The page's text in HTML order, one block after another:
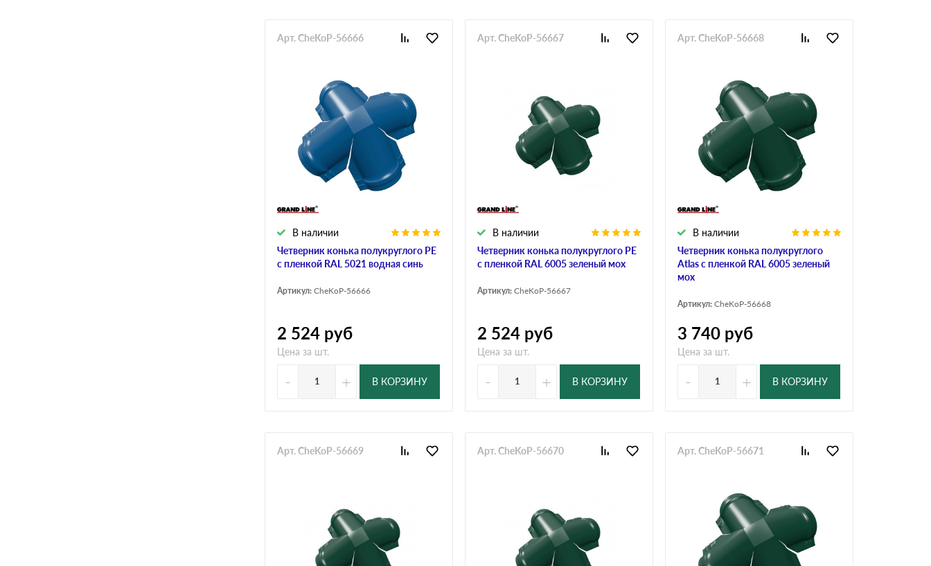
Четверник конька полукруглого РЕ
с пленкой RAL 5021 водная синь
В наличии
Арт. CheKoP-56666
Артикул: CheKoP-56666
2 524 руб
Цена за шт.
- + В КОРЗИНУ
Четверник конька полукруглого РЕ
с пленкой RAL 6005 зеленый мох
В наличии
Арт. CheKoP-56667
Артикул: CheKoP-56667
2 524 руб
Цена за шт.
- + В КОРЗИНУ
Четверник конька полукруглого
Atlas с пленкой RAL 6005 зеленый
мох
В наличии
Арт. CheKoP-56668
Артикул: CheKoP-56668
3 740 руб
Цена за шт.
- + В КОРЗИНУ
Арт. CheKoP-56669 Арт. CheKoP-56670 Арт. CheKoP-56671